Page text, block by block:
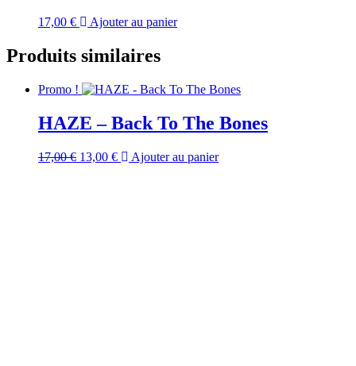
17,00 € Ajouter au panier
Produits similaires
Promo !
HAZE – Back To The Bones
17,00€ Le
13,00 €Le Ajouter au panier